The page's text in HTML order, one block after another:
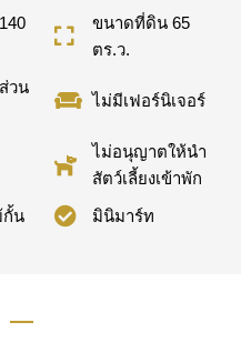
ขนาดที่ดิน 65
ตร.ว.
วน
ไม่มีเฟอร์นิเจอร์
ไม่อนุญาตให้นำ
สัตว์เลี้ยงเข้าพัก
กั้น
มินิมาร์ท